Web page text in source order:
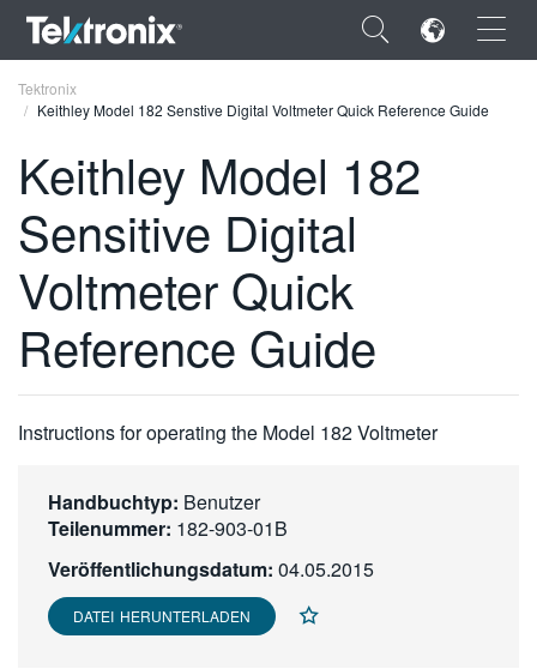
×
ENGLISH
FRANÇAIS
DEUTSCH
VIỆT NAM
简体中文
한국어
繁體中文
Tektronix
Keithley Model 182 Senstive Digital Voltmeter Quick Reference Guide
Keithley Model 182
Sensitive Digital
Voltmeter Quick
Reference Guide
Instructions for operating the Model 182 Voltmeter
Handbuchtyp: Benutzer
Teilenummer: 182-903-01B
Veröffentlichungsdatum: 04.05.2015
DATEI HERUNTERLADEN